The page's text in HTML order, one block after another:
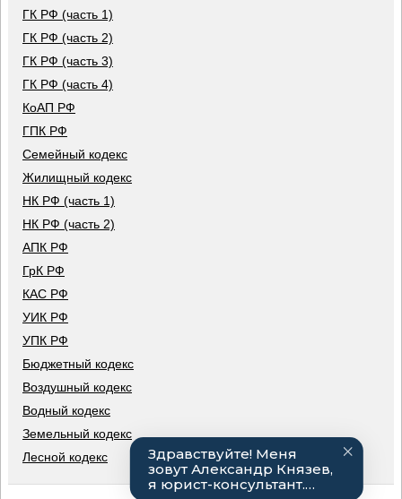
ГК РФ (часть 1)
ГК РФ (часть 2)
ГК РФ (часть 3)
ГК РФ (часть 4)
КоАП РФ
ГПК РФ
Семейный кодекс
Жилищный кодекс
НК РФ (часть 1)
НК РФ (часть 2)
АПК РФ
ГрК РФ
КАС РФ
УИК РФ
УПК РФ
Бюджетный кодекс
Воздушный кодекс
Водный кодекс
Земельный кодекс
Лесной кодекс